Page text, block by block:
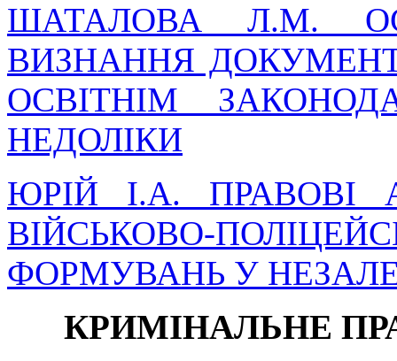
ШАТАЛОВА Л.М.
ВИЗНАННЯ
ОСВІТНІМ
НЕДОЛІКИ
ЮРІЙ І.А. ПРАВОВІ
ВІЙСЬКОВО-
ФОРМУВАНЬ У
КРИМІНАЛЬНЕ